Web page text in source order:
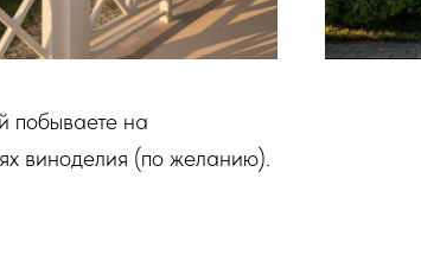
побываете на
виноделия (по желанию).